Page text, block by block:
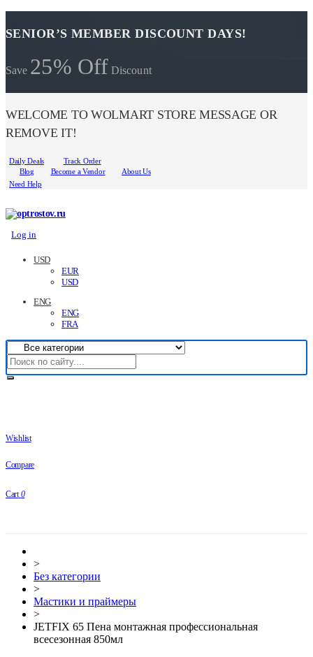
SENIOR’S MEMBER DISCOUNT DAYS!
Save 25% Off Discount
WELCOME TO WOLMART STORE MESSAGE OR
REMOVE IT!
Daily Deals
Track Order
Blog
Become a Vendor
About Us
Need Help
Log in
USD
EUR
USD
ENG
ENG
FRA
Wishlist
Compare
Cart 0
>
Без категории
>
Мастики и праймеры
>
JETFIX 65 Пена монтажная профессиональная
всесезонная 850мл